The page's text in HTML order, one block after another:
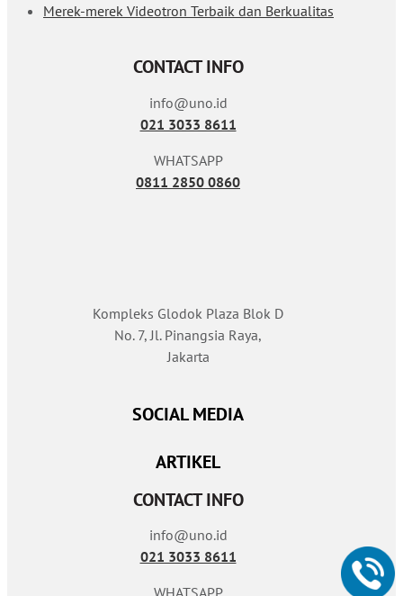
Merek-merek Videotron Terbaik dan Berkualitas
CONTACT INFO
info@uno.id
021 3033 8611
WHATSAPP
0811 2850 0860
Kompleks Glodok Plaza Blok D
No. 7, Jl. Pinangsia Raya,
Jakarta
SOCIAL MEDIA
ARTIKEL
CONTACT INFO
info@uno.id
021 3033 8611
WHATSAPP